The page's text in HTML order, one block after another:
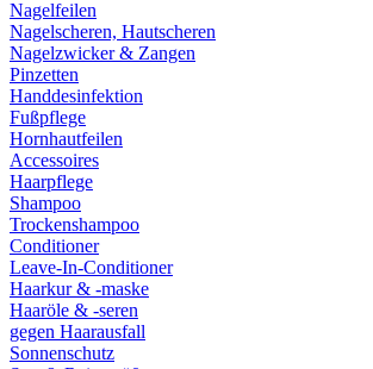
Nagelfeilen
Nagelscheren, Hautscheren
Nagelzwicker & Zangen
Pinzetten
Handdesinfektion
Fußpflege
Hornhautfeilen
Accessoires
Haarpflege
Shampoo
Trockenshampoo
Conditioner
Leave-In-Conditioner
Haarkur & -maske
Haaröle & -seren
gegen Haarausfall
Sonnenschutz